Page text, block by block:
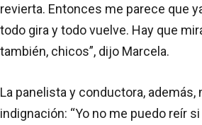
revierta. Entonces me parece que
todo gira y todo vuelve. Hay que
también, chicos”, dijo Marcela.
La panelista y conductora, además,
indignación: “Yo no me puedo reír